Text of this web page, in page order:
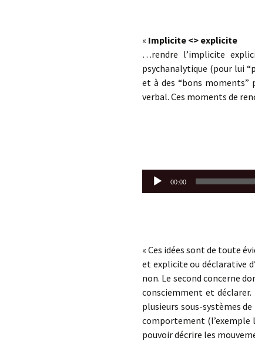
« Implicite <> explicite
…rendre l’implicite
psychanalytique (pour lui
et à des “bons moments”
verbal. Ces moments de
Lecteur
audio
00:00
« Ces idées sont de toute
et explicite ou déclarative
non. Le second concerne
consciemment et déclarer.
plusieurs sous-systèmes
comportement (l’exemple
pouvoir décrire les